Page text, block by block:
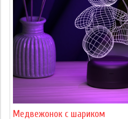
Медвежонок с шариком